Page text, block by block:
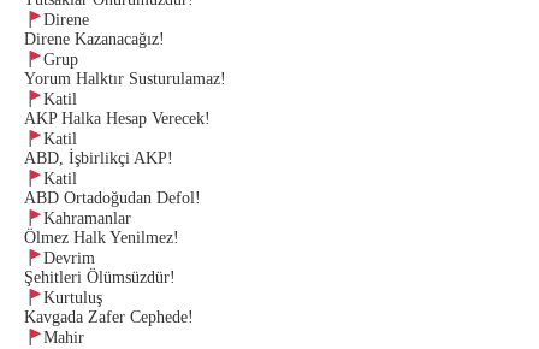
Direne
Direne Kazanacağız!
Grup
Yorum Halktır Susturulamaz!
Katil
AKP Halka Hesap Verecek!
Katil
ABD, İşbirlikçi AKP!
Katil
ABD Ortadoğudan Defol!
Kahramanlar
Ölmez Halk Yenilmez!
Devrim
Şehitleri Ölümsüzdür!
Kurtuluş
Kavgada Zafer Cephede!
Mahir